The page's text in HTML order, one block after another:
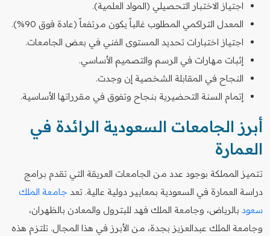
اجتياز الاختبار التحصيلي (المواد العلمية).
المعدل التراكمي المطلوب غالباً يكون مرتفعاً (عادة فوق 90%).
اجتياز اختبارات تحديد المستوى الفني في بعض الجامعات.
إثبات مهارات في الرسم والتصميم الأساسي.
النجاح في المقابلة الشخصية إن وجدت.
إتمام السنة التحضيرية بنجاح وتفوق في مقرراتها الأساسية.
أبرز الجامعات السعودية الرائدة في
العمارة
تتميز المملكة بوجود عدد من الجامعات العريقة التي تقدم برامج
دراسة العمارة في السعودية بمعايير دولية عالية. تعد جامعة الملك
سعود بالرياض، وجامعة الملك فهد للبترول والمعادن بالظهران،
وجامعة الملك عبدالعزيز بجدة، من الأبرز في هذا المجال. تلتزم هذه